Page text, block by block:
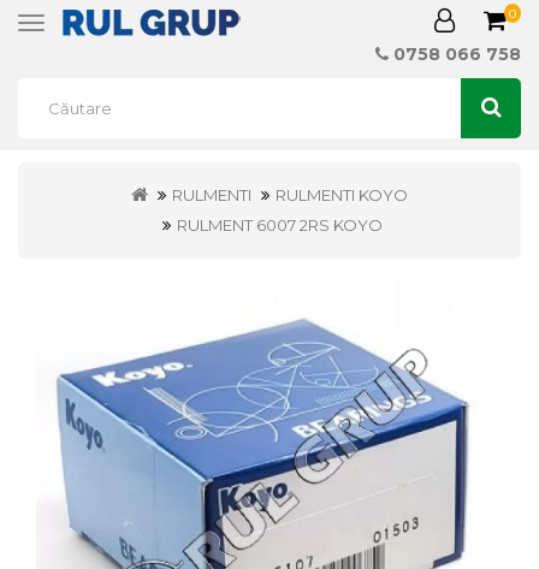
Toggle
0
0758 066 758
RULMENTI
RULMENTI KOYO
RULMENT 6007 2RS KOYO